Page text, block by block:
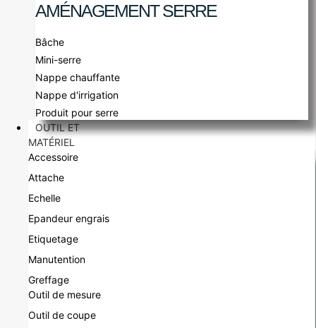
AMÉNAGEMENT SERRE
Bâche
Mini-serre
Nappe chauffante
Nappe d'irrigation
Produit pour serre
OUTIL ET
MATÉRIEL
Accessoire
Attache
Echelle
Epandeur engrais
Etiquetage
Manutention
Greffage
Outil de mesure
Outil de coupe